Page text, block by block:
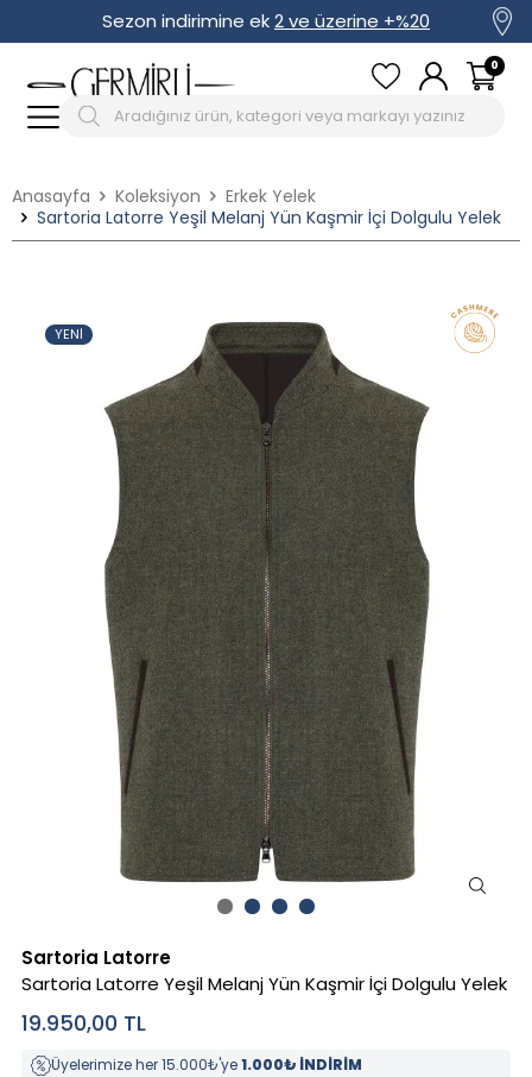
Sezon indirimine ek2 ve üzerine +%20
0
Anasayfa Koleksiyon
Erkek Yelek
Sartoria Latorre Yeşil Melanj Yün Kaşmir İçi Dolgulu Yelek
YENI
Sartoria Latorre
Sartoria Latorre Yeşil Melanj Yün Kaşmir İçi Dolgulu Yelek
19.950,00 TL
Üyelerimize her 15.000₺'ye1.000₺ İNDİRİM